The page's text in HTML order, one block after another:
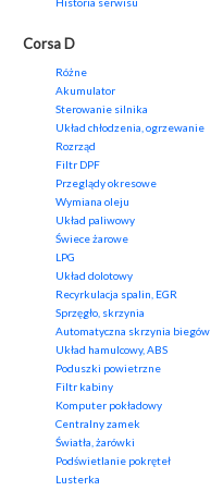
Corsa D
Różne
Akumulator
Sterowanie silnika
Układ chłodzenia, ogrzewanie
Rozrząd
Filtr DPF
Przeglądy okresowe
Wymiana oleju
Układ paliwowy
Świece żarowe
LPG
Układ dolotowy
Recyrkulacja spalin, EGR
Sprzęgło, skrzynia
Automatyczna skrzynia biegów
Układ hamulcowy, ABS
Poduszki powietrzne
Filtr kabiny
Komputer pokładowy
Centralny zamek
Światła, żarówki
Podświetlanie pokręteł
Lusterka